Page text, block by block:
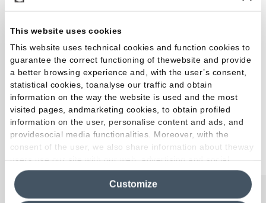
This website uses cookies
This website uses technical cookies and function cookies to
guarantee the correct functioning of thewebsite and provide
a better browsing experience and, with the user’s consent,
statistical cookies, toanalyse our traffic and obtain
information on the way the website is used and the most
visited pages, andmarketing cookies, to obtain profiled
information on the user, personalise content and ads, and
providesocial media functionalities. Moreover, with the
consent of the user, we also share information about theway
users use our site with our web, advertising and social
media analytics partners, who may combine itwith other
information in their possession. By closing this banner,
clicking on "Reject", it will be possible tocontinue browsing
Customize
EmilDays 2026 - Etherea